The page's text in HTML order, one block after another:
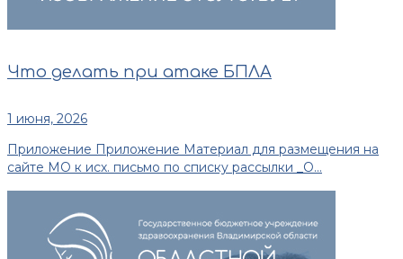
Что делать при атаке БПЛА
1 июня, 2026
Приложение Приложение Материал для размещения на
сайте МО к исх. письмо по списку рассылки _О...